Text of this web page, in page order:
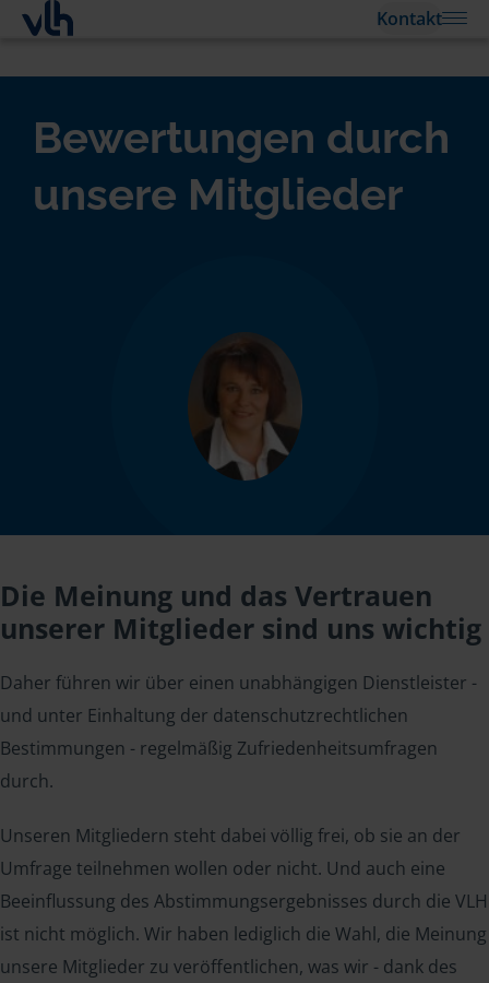
Kontakt
Bewertungen durch
unsere Mitglieder
Die Meinung und das Vertrauen
unserer Mitglieder sind uns wichtig
Daher führen wir über einen unabhängigen Dienstleister -
und unter Einhaltung der datenschutzrechtlichen
Bestimmungen - regelmäßig Zufriedenheitsumfragen
durch.
Unseren Mitgliedern steht dabei völlig frei, ob sie an der
Umfrage teilnehmen wollen oder nicht. Und auch eine
Beeinflussung des Abstimmungsergebnisses durch die VLH
ist nicht möglich. Wir haben lediglich die Wahl, die Meinung
unsere Mitglieder zu veröffentlichen, was wir - dank des